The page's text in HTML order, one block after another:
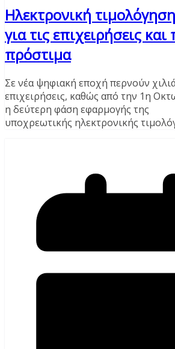
Ηλεκτρονική
για τις επιχειρήσεις και
πρόστιμα
Σε νέα ψηφιακή εποχή περνούν
επιχειρήσεις, καθώς από την 1η
η δεύτερη φάση εφαρμογής της
υποχρεωτικής ηλεκτρονικής